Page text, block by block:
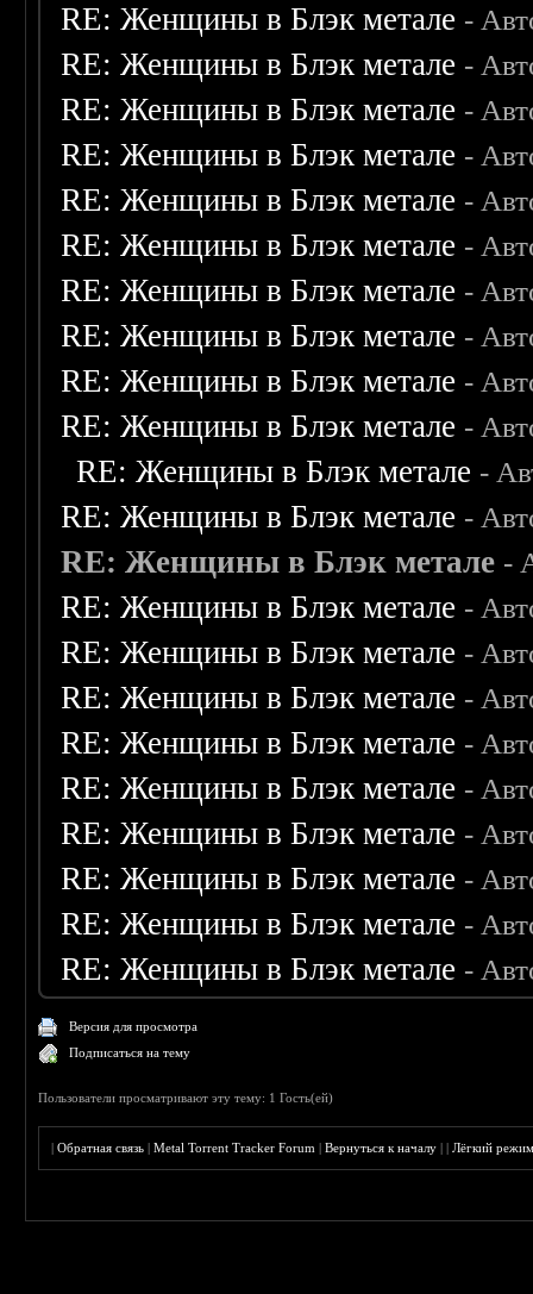
RE: Женщины в Блэк метале -
RE: Женщины в Блэк метале -
RE: Женщины в Блэк метале -
RE: Женщины в Блэк метале -
RE: Женщины в Блэк метале -
RE: Женщины в Блэк метале -
RE: Женщины в Блэк метале -
RE: Женщины в Блэк метале -
RE: Женщины в Блэк метале -
RE: Женщины в Блэк метале -
RE: Женщины в Блэк метале -
RE: Женщины в Блэк метале -
RE: Женщины в Блэк метале -
RE: Женщины в Блэк метале -
RE: Женщины в Блэк метале -
RE: Женщины в Блэк метале -
RE: Женщины в Блэк метале -
RE: Женщины в Блэк метале -
RE: Женщины в Блэк метале -
RE: Женщины в Блэк метале -
RE: Женщины в Блэк метале -
RE: Женщины в Блэк метале -
Версия для просмотра
Подписаться на тему
Пользователи просматривают эту тему: 1 Гость(ей)
|Обратная связь |Metal Torrent Tracker Forum |Вернуться к началу ||Лёгкий